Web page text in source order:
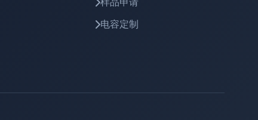
电容定制